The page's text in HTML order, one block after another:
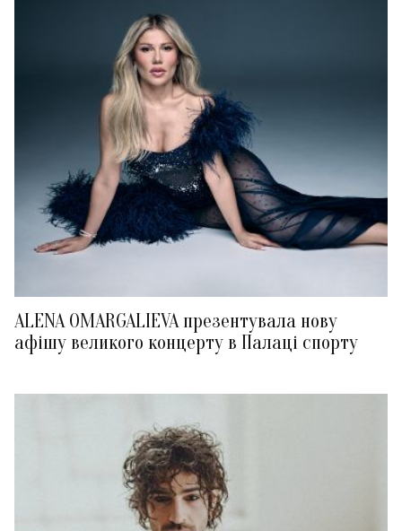
ALENA OMARGALIEVA презентувала нову
афішу великого концерту в Палаці спорту